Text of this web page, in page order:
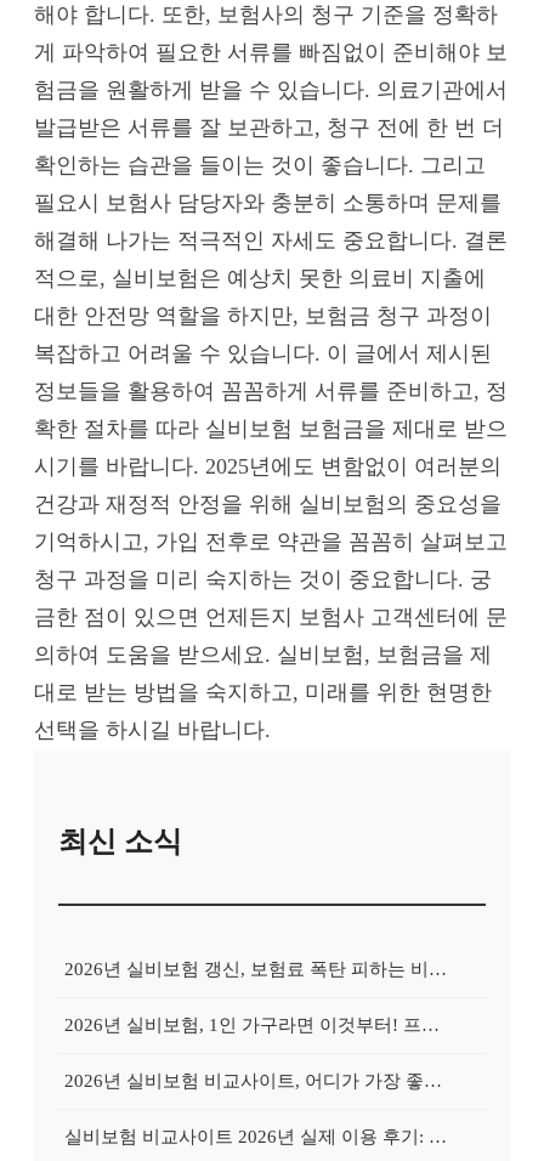
해야 합니다. 또한, 보험사의 청구 기준을 정확하
게 파악하여 필요한 서류를 빠짐없이 준비해야 보
험금을 원활하게 받을 수 있습니다. 의료기관에서
발급받은 서류를 잘 보관하고, 청구 전에 한 번 더
확인하는 습관을 들이는 것이 좋습니다. 그리고
필요시 보험사 담당자와 충분히 소통하며 문제를
해결해 나가는 적극적인 자세도 중요합니다. 결론
적으로, 실비보험은 예상치 못한 의료비 지출에
대한 안전망 역할을 하지만, 보험금 청구 과정이
복잡하고 어려울 수 있습니다. 이 글에서 제시된
정보들을 활용하여 꼼꼼하게 서류를 준비하고, 정
확한 절차를 따라 실비보험 보험금을 제대로 받으
시기를 바랍니다. 2025년에도 변함없이 여러분의
건강과 재정적 안정을 위해 실비보험의 중요성을
기억하시고, 가입 전후로 약관을 꼼꼼히 살펴보고
청구 과정을 미리 숙지하는 것이 중요합니다. 궁
금한 점이 있으면 언제든지 보험사 고객센터에 문
의하여 도움을 받으세요. 실비보험, 보험금을 제
대로 받는 방법을 숙지하고, 미래를 위한 현명한
선택을 하시길 바랍니다.
최신 소식
2026년 실비보험 갱신, 보험료 폭탄 피하는 비교사이트의 비밀
2026년 실비보험, 1인 가구라면 이것부터! 프리랜서를 위한 비교사이트 활용 가이드
2026년 실비보험 비교사이트, 어디가 가장 좋을까? Top 3 업체 전격 분석
실비보험 비교사이트 2026년 실제 이용 후기: 저렴하게 가입 성공한 비법 공개